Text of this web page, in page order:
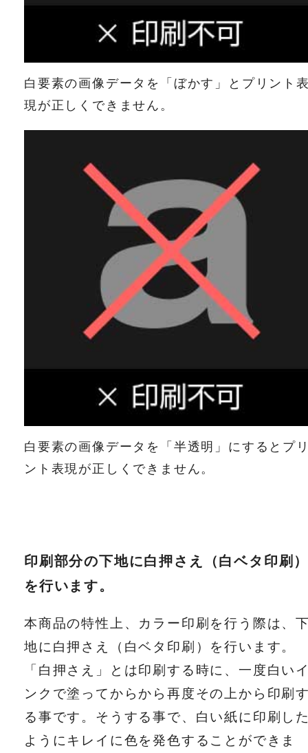
白要素の画像データを「ぼかす」とプリント
現が正しくできません。
白要素の画像データを「半透明」にするとプ
ント表現が正しくできません。
印刷部分の下地に白押さえ（白ベタ印刷
を行います。
本商品の特性上、カラー印刷を行う際は、
地に白押さえ（白ベタ印刷）を行います。
「白押さえ」とは印刷する時に、一度白い
ンクで塗ってからから再度その上から印刷
る事です。そうする事で、白い紙に印刷し
ようにキレイに色を発色することができま